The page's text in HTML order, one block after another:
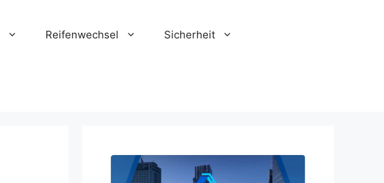
Reifenwechsel Sicherheit